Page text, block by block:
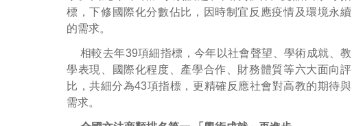
標，下修國際化分數佔比，因時制宜反應疫情及環境永續
的需求。
相較去年39項細指標，今年以社會聲望、學術成就、教
學表現、國際化程度、產學合作、財務體質等六大面向評
比，共細分為43項指標，更精確反應社會對高教的期待與
需求。